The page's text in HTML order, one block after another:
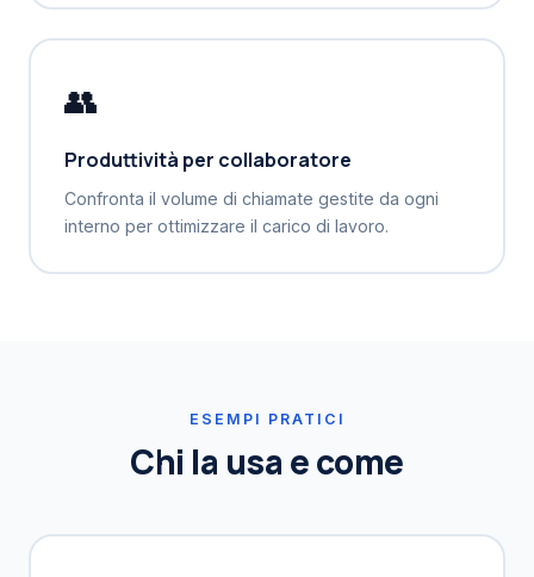
👥
Produttività per collaboratore
Confronta il volume di chiamate gestite da ogni
interno per ottimizzare il carico di lavoro.
ESEMPI PRATICI
Chi la usa e come